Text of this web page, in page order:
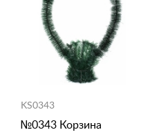
KS0343
№0343 Корзина